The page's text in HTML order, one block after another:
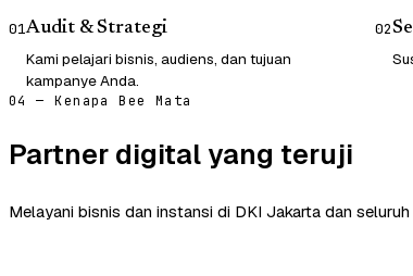
01Audit & Strategi
Kami pelajari bisnis, audiens, dan tujuan
kampanye Anda.
02
04 — Kenapa Bee Mata
Partner digital yang teruji
Melayani bisnis dan instansi di DKI Jakarta dan seluruh